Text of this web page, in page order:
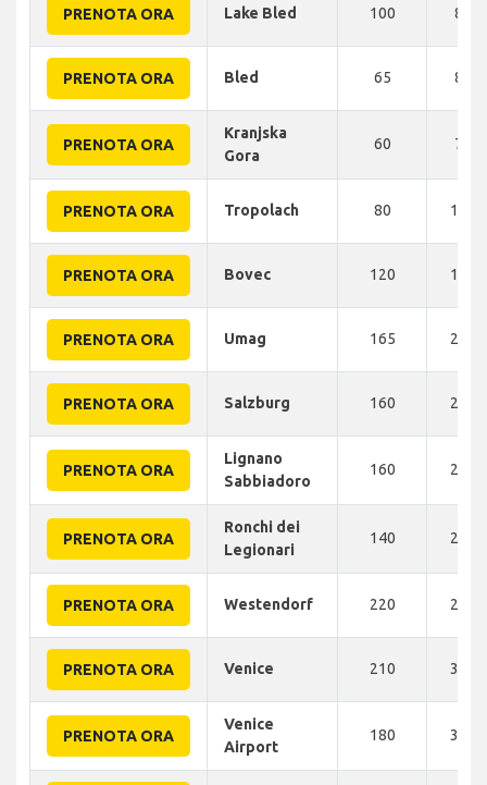
PRENOTA ORA Lake Bled 100 80
PRENOTA ORA Bled 65 85
PRENOTA ORA
Kranjska
Gora
60 70
PRENOTA ORA Tropolach 80 100
PRENOTA ORA Bovec 120 115
PRENOTA ORA Umag 165 218
PRENOTA ORA Salzburg 160 230
PRENOTA ORA
Lignano
Sabbiadoro
160 230
PRENOTA ORA
Ronchi dei
Legionari
140 230
PRENOTA ORA Westendorf 220 260
PRENOTA ORA Venice 210 300
PRENOTA ORA
Venice
Airport
180 300